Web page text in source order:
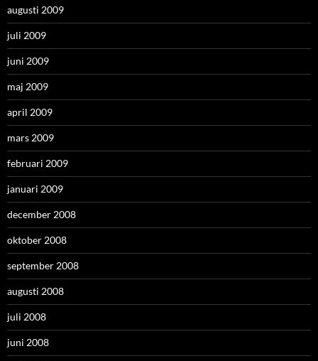
augusti 2009
juli 2009
juni 2009
maj 2009
april 2009
mars 2009
februari 2009
januari 2009
december 2008
oktober 2008
september 2008
augusti 2008
juli 2008
juni 2008